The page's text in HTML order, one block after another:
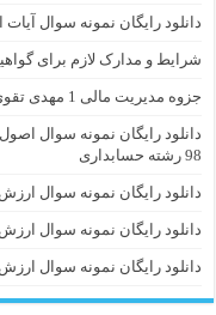
دانلود رایگان نمونه سوال آیات الاحکام
شرایط و مدارک لازم برای
جزوه مدیریت مالی 1 مهدی تقوی
98 رشته حسابداری
دانلود رایگان نمونه سوال ارزش
دانلود رایگان نمونه سوال
دانلود رایگان نمونه سوال ارزش